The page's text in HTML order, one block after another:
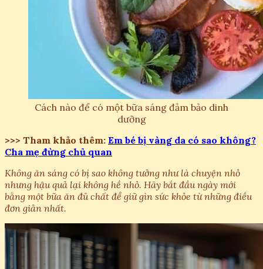
Cách nào để có một bữa sáng đảm bảo dinh
dưỡng
>>> Tham khảo thêm: Em bé bị vàng da có sao không?
Cha mẹ đừng chủ quan
Không ăn sáng có bị sao không tưởng như là chuyện nhỏ
nhưng hậu quả lại không hề nhỏ. Hãy bắt đầu ngày mới
bằng một bữa ăn đủ chất để giữ gìn sức khỏe từ những điều
đơn giản nhất.